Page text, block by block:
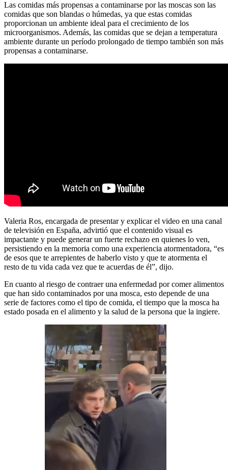
Las comidas más propensas a contaminarse por las moscas son las
comidas que son blandas o húmedas, ya que estas comidas
proporcionan un ambiente ideal para el crecimiento de los
microorganismos. Además, las comidas que se dejan a temperatura
ambiente durante un período prolongado de tiempo también son más
propensas a contaminarse.
Valeria Ros, encargada de presentar y explicar el video en una canal
de televisión en España, advirtió que el contenido visual es
impactante y puede generar un fuerte rechazo en quienes lo ven,
persistiendo en la memoria como una experiencia atormentadora, “es
de esos que te arrepientes de haberlo visto y que te atormenta el
resto de tu vida cada vez que te acuerdas de él”, dijo.
En cuanto al riesgo de contraer una enfermedad por comer alimentos
que han sido contaminados por una mosca, esto depende de una
serie de factores como el tipo de comida, el tiempo que la mosca ha
estado posada en el alimento y la salud de la persona que la ingiere.